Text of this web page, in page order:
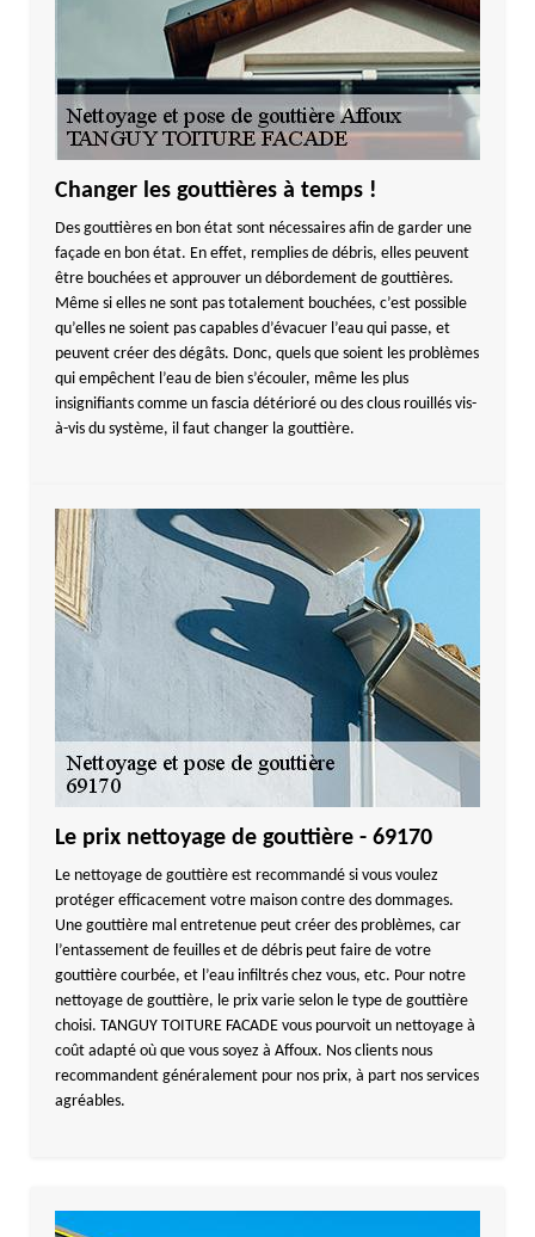
Changer les gouttières à temps !
Des gouttières en bon état sont nécessaires afin de garder une
façade en bon état. En effet, remplies de débris, elles peuvent
être bouchées et approuver un débordement de gouttières.
Même si elles ne sont pas totalement bouchées, c’est possible
qu’elles ne soient pas capables d’évacuer l’eau qui passe, et
peuvent créer des dégâts. Donc, quels que soient les problèmes
qui empêchent l’eau de bien s’écouler, même les plus
insignifiants comme un fascia détérioré ou des clous rouillés vis-
à-vis du système, il faut changer la gouttière.
Le prix nettoyage de gouttière - 69170
Le nettoyage de gouttière est recommandé si vous voulez
protéger efficacement votre maison contre des dommages.
Une gouttière mal entretenue peut créer des problèmes, car
l’entassement de feuilles et de débris peut faire de votre
gouttière courbée, et l’eau infiltrés chez vous, etc. Pour notre
nettoyage de gouttière, le prix varie selon le type de gouttière
choisi. TANGUY TOITURE FACADE vous pourvoit un nettoyage à
coût adapté où que vous soyez à Affoux. Nos clients nous
recommandent généralement pour nos prix, à part nos services
agréables.